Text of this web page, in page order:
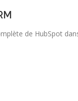
de HubSpot